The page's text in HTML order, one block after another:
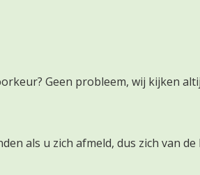
Geen probleem, wij kijken
als u zich afmeld, dus zich van